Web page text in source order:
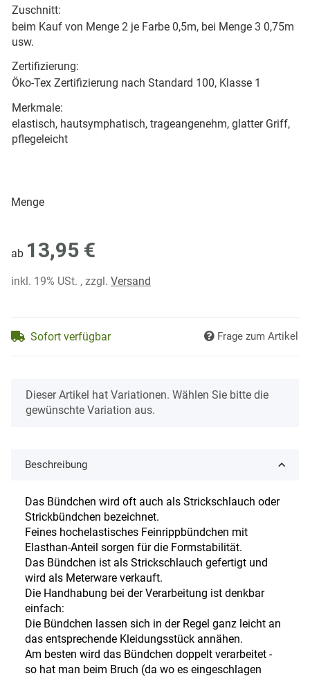
Zuschnitt:
beim Kauf von Menge 2 je Farbe 0,5m, bei Menge 3 0,75m
usw.
Zertifizierung:
Öko-Tex Zertifizierung nach Standard 100, Klasse 1
Merkmale:
elastisch, hautsymphatisch, trageangenehm, glatter Griff,
pflegeleicht
Menge
ab 13,95 €
inkl. 19% USt. , zzgl. Versand
Sofort verfügbar Frage zum Artikel
x
Dieser Artikel hat Variationen. Wählen Sie bitte die
gewünschte Variation aus.
Beschreibung
Das Bündchen wird oft auch als Strickschlauch oder
Strickbündchen bezeichnet.
Feines hochelastisches Feinrippbündchen mit
Elasthan-Anteil sorgen für die Formstabilität.
Das Bündchen ist als Strickschlauch gefertigt und
wird als Meterware verkauft.
Die Handhabung bei der Verarbeitung ist denkbar
einfach:
Die Bündchen lassen sich in der Regel ganz leicht an
das entsprechende Kleidungsstück annähen.
Am besten wird das Bündchen doppelt verarbeitet -
so hat man beim Bruch (da wo es eingeschlagen